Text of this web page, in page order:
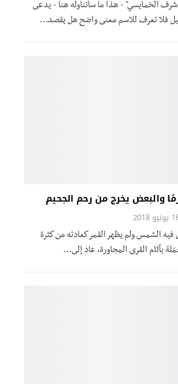
الخمايسي" - هذا ما سأتناوله هنا - يدعى
فلا تعرف للاسم معنى واضح هل يقصد…
والبعض يخرج من رحم الجحيم
2018
الشمس ولم یظهر القمر كعادته من كثرة
بآثام القرى المجاورة، عاد إلى…